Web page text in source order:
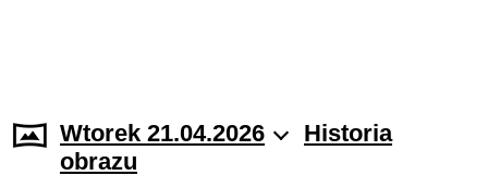
Wtorek 21.04.2026
Historia
obrazu